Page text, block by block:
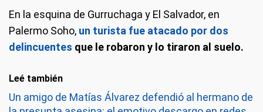
En la esquina de Gurruchaga y El Salvador, en
Palermo Soho, un turista fue atacado por dos
delincuentes que le robaron y lo tiraron al suelo.
Leé también
Un amigo de Matías Álvarez defendió al hermano de